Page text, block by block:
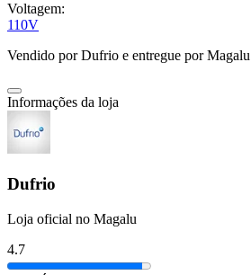
Voltagem:
110V
Vendido porDufrio e entregue por Magalu
Informações da loja
Dufrio
Loja oficial no Magalu
4.7